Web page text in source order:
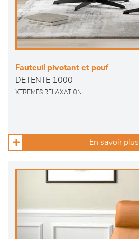
Fauteuil pivotant et pouf
DETENTE 1000
XTREMES RELAXATION
En savoir plus